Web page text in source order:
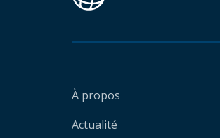
À propos
Actualité